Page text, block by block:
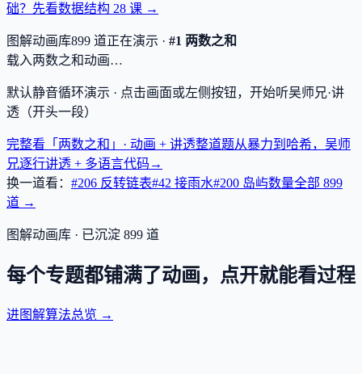
础？先看数据结构 28 课 →
图解动画库899 道正在演示 · #1 两数之和
载入两数之和动画…
默认静音循环演示 · 点击画面或左侧按钮，开始听吴师兄·讲
透（开头一段）
完整看「两数之和」· 动画 + 讲透整道题从暴力到哈希，吴师
兄逐行讲透 + 多语言代码 →
换一道看： #206 反转链表#42 接雨水#200 岛屿数量全部 899
道 →
图解动画库 · 已沉淀 899 道
每个专题都铺满了动画，点开就能看过程
进图解算法总览 →